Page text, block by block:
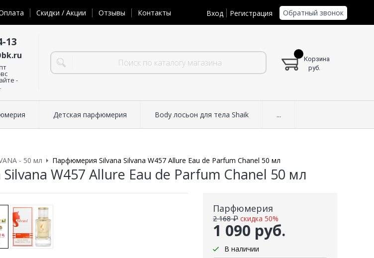
Скидки / Акции Отзывы Контакты Вход Регистрация Обратный звонок
13
-
Корзина
руб.
Детская парфюмерия Body лосьон для тела Shaik ...
- 50 мл Парфюмерия Silvana Silvana W457 Allure Eau de Parfum Chanel 50 мл
W457 Allure Eau de Parfum Chanel 50 мл
Парфюмерия
1 090 руб.
2 168 ₽ скидка 50%
В наличии